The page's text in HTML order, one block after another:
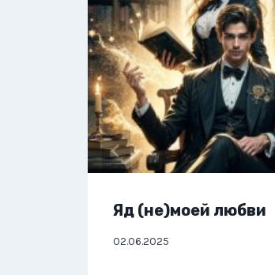
Яд (не)моей любви
02.06.2025